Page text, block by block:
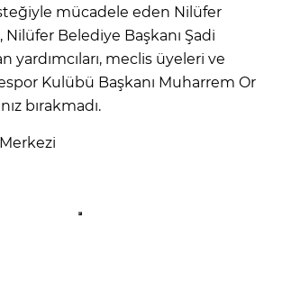
mücadele eden Nilüfer
Nilüfer Belediye Başkanı Şadi
yardımcıları, meclis üyeleri ve
Kulübü Başkanı Muharrem Or
bırakmadı.